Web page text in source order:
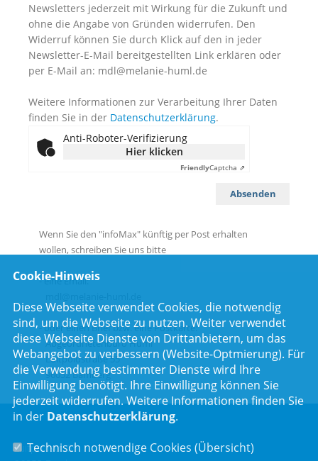
Newsletters jederzeit mit Wirkung für die Zukunft und
ohne die Angabe von Gründen widerrufen. Den
Widerruf können Sie durch Klick auf den in jeder
Newsletter-E-Mail bereitgestellten Link erklären oder
per E-Mail an: mdl@melanie-huml.de
Weitere Informationen zur Verarbeitung Ihrer Daten
finden Sie in der Datenschutzerklärung.
Anti-Roboter-Verifizierung
Hier klicken
FriendlyCaptcha ⇗
Wenn Sie den "infoMax" künftig per Post erhalten
wollen, schreiben Sie uns bitte
- eine Email:
- oder einen Brief bzw. eine Postkarte:
Abgeordnetenbüro Huml
Luitpoldstraße 55
96052 Bamberg
Luitpoldstr. 55
Cookie-Hinweis
Diese Webseite verwendet Cookies, die notwendig
sind, um die Webseite zu nutzen. Weiter verwendet
diese Webseite Dienste von Drittanbietern, um das
Webangebot zu verbessern (Website-Optmierung). Für
die Verwendung bestimmter Dienste wird Ihre
Einwilligung benötigt. Ihre Einwilligung können Sie
jederzeit widerrufen. Weitere Informationen finden Sie
in der Datenschutzerklärung.
Technisch notwendige Cookies (Übersicht)